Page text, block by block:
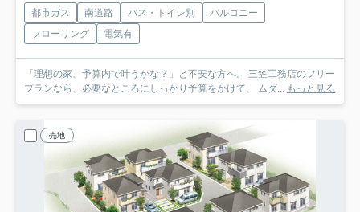
都市ガス 南道路 バス・トイレ別
バルコニー
フローリング
電気有
「理想の家、予算内で叶うかな？」と不安な方へ。 三笠工務店のフリー
プランなら、必要なところにしっかり予算をかけて、 ムダ... もっと見る
売地